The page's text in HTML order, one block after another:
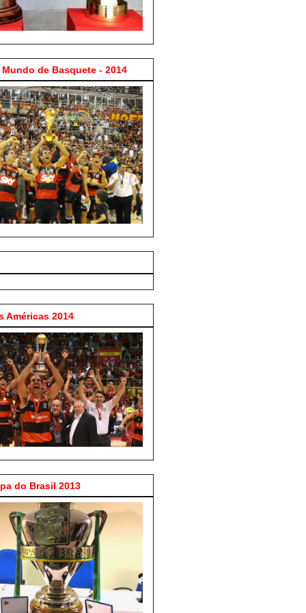
de Basquete - 2014
Américas 2014
do Brasil 2013